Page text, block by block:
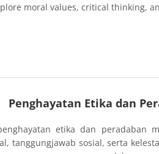
moral values, critical thinking,
Penghayatan Etika dan
etika dan peradaban
tanggungjawab sosial, serta